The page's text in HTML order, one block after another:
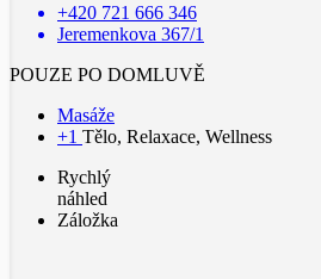
+420 721 666 346
Jeremenkova 367/1
POUZE PO DOMLUVĚ
Masáže
+1 Tělo, Relaxace, Wellness
Rychlý
náhled
Záložka